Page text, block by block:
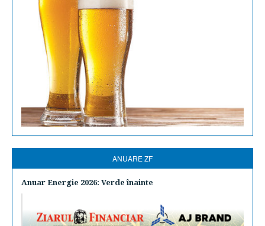
ANUARE ZF
Anuar Energie 2026: Verde înainte